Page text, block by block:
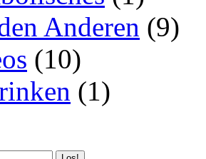
Anderen (9)
(10)
(1)